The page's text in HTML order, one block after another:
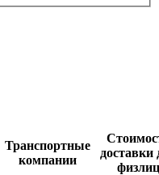
Транспортные
компании
доставки
физлиц